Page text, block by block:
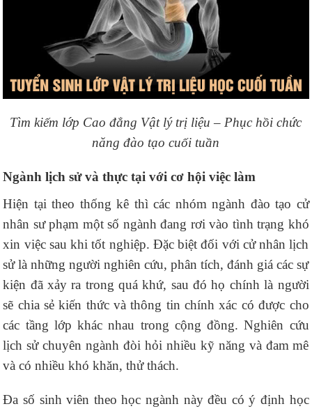
Tìm kiếm lớp Cao đẳng Vật lý trị liệu – Phục hồi chức
năng đào tạo cuối tuần
Ngành lịch sử và thực tại với cơ hội việc làm
Hiện tại theo thống kê thì các nhóm ngành đào tạo cử
nhân sư phạm một số ngành đang rơi vào tình trạng khó
xin việc sau khi tốt nghiệp. Đặc biệt đối với cử nhân lịch
sử là những người nghiên cứu, phân tích, đánh giá các sự
kiện đã xảy ra trong quá khứ, sau đó họ chính là người
sẽ chia sẻ kiến ​​thức và thông tin chính xác có được cho
các tầng lớp khác nhau trong cộng đồng. Nghiên cứu
lịch sử chuyên ngành đòi hỏi nhiều kỹ năng và đam mê
và có nhiều khó khăn, thử thách.
Đa số sinh viên theo học ngành này đều có ý định học